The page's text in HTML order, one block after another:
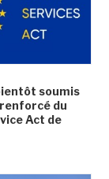
soumis
du
Act de